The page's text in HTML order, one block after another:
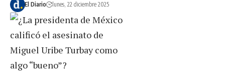
El Diario lunes, 22 diciembre 2025